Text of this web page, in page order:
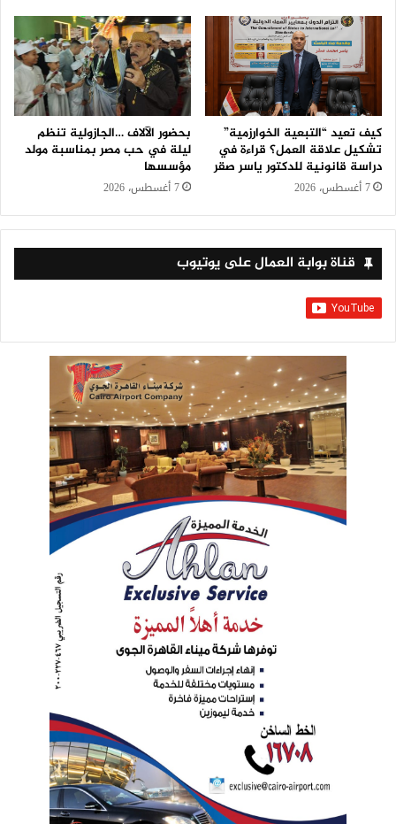
كيف تعيد “التبعية الخوارزمية”
تشكيل علاقة العمل؟ قراءة في
دراسة قانونية للدكتور ياسر صقر
7 أغسطس، 2026
بحضور الآلاف …الجازولية تنظم
ليلة في حب مصر بمناسبة مولد
مؤسسها
7 أغسطس، 2026
قناة بوابة العمال على يوتيوب